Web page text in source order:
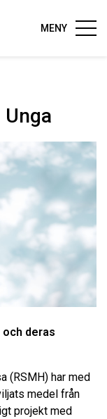
MENY
deras
(RSMH) har med
medel från
projekt med